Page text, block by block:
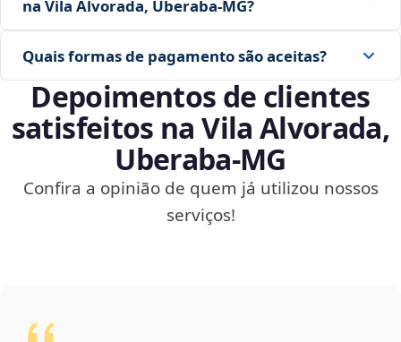
na Vila Alvorada, Uberaba‑MG?
Quais formas de pagamento são aceitas?
Depoimentos de clientes
satisfeitos na Vila Alvorada,
Uberaba‑MG
Confira a opinião de quem já utilizou nossos
serviços!